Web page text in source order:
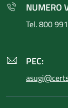
NUMERO
Tel. 800
PEC: